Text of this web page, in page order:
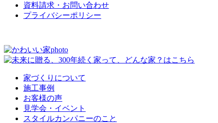
資料請求・お問い合わせ
プライバシーポリシー
家づくりについて
施工事例
お客様の声
見学会・イベント
スタイルカンパニーのこと